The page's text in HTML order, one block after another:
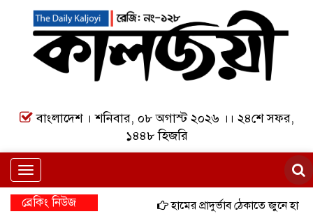
বাংলাদেশ । শনিবার, ০৮ অগাস্ট ২০২৬ ।। ২৪শে সফর,
১৪৪৮ হিজরি
Toggle
navigation
ব্রেকিং নিউজ হামের প্রাদুর্ভাব ঠেকাতে জুনে